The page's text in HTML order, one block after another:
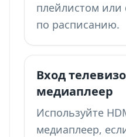
плейлистом или
по расписанию.
Вход
медиаплеер
Используйте
медиаплеер,